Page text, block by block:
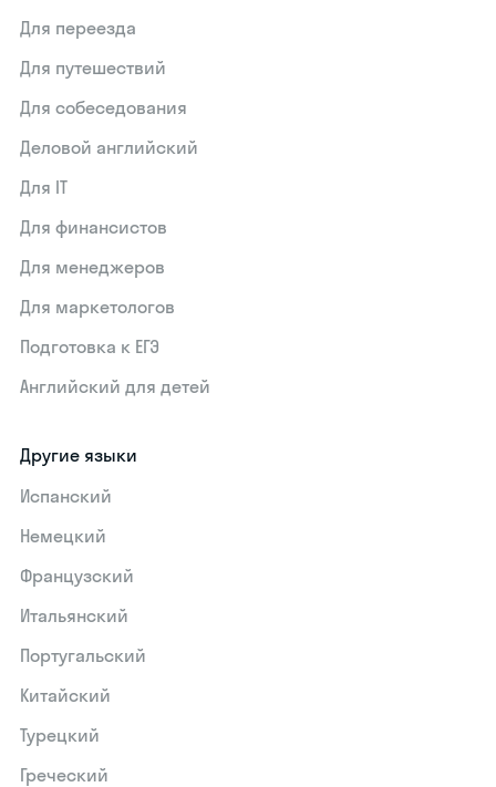
Для переезда
Для путешествий
Для собеседования
Деловой английский
Для IT
Для финансистов
Для менеджеров
Для маркетологов
Подготовка к ЕГЭ
Английский для детей
Другие языки
Испанский
Немецкий
Французский
Итальянский
Португальский
Китайский
Турецкий
Греческий